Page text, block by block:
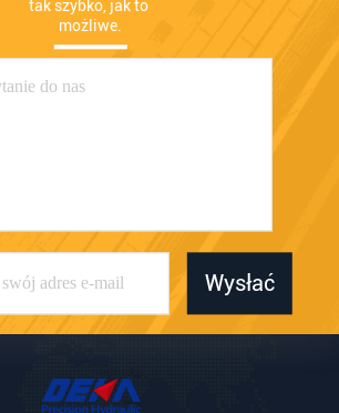
tak szybko, jak to
możliwe.
Wysłać